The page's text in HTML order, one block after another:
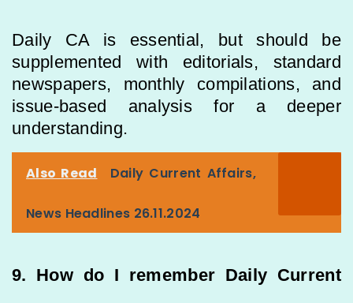
Daily CA is essential, but should be
supplemented with editorials, standard
newspapers, monthly compilations, and
issue-based analysis for a deeper
understanding.
Also Read Daily Current Affairs,
News Headlines 26.11.2024
9. How do I remember Daily Current